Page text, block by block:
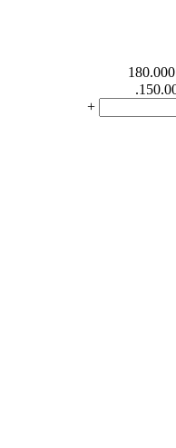
قیمت اصلی: تومان180.000
+